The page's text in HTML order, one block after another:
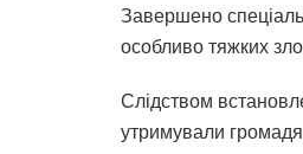
Завершено
особливо тяжких
Слідством
утримували